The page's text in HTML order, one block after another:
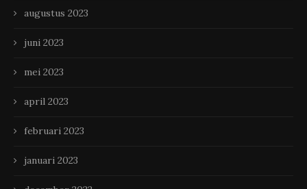
augustus 2023
juni 2023
mei 2023
april 2023
februari 2023
januari 2023